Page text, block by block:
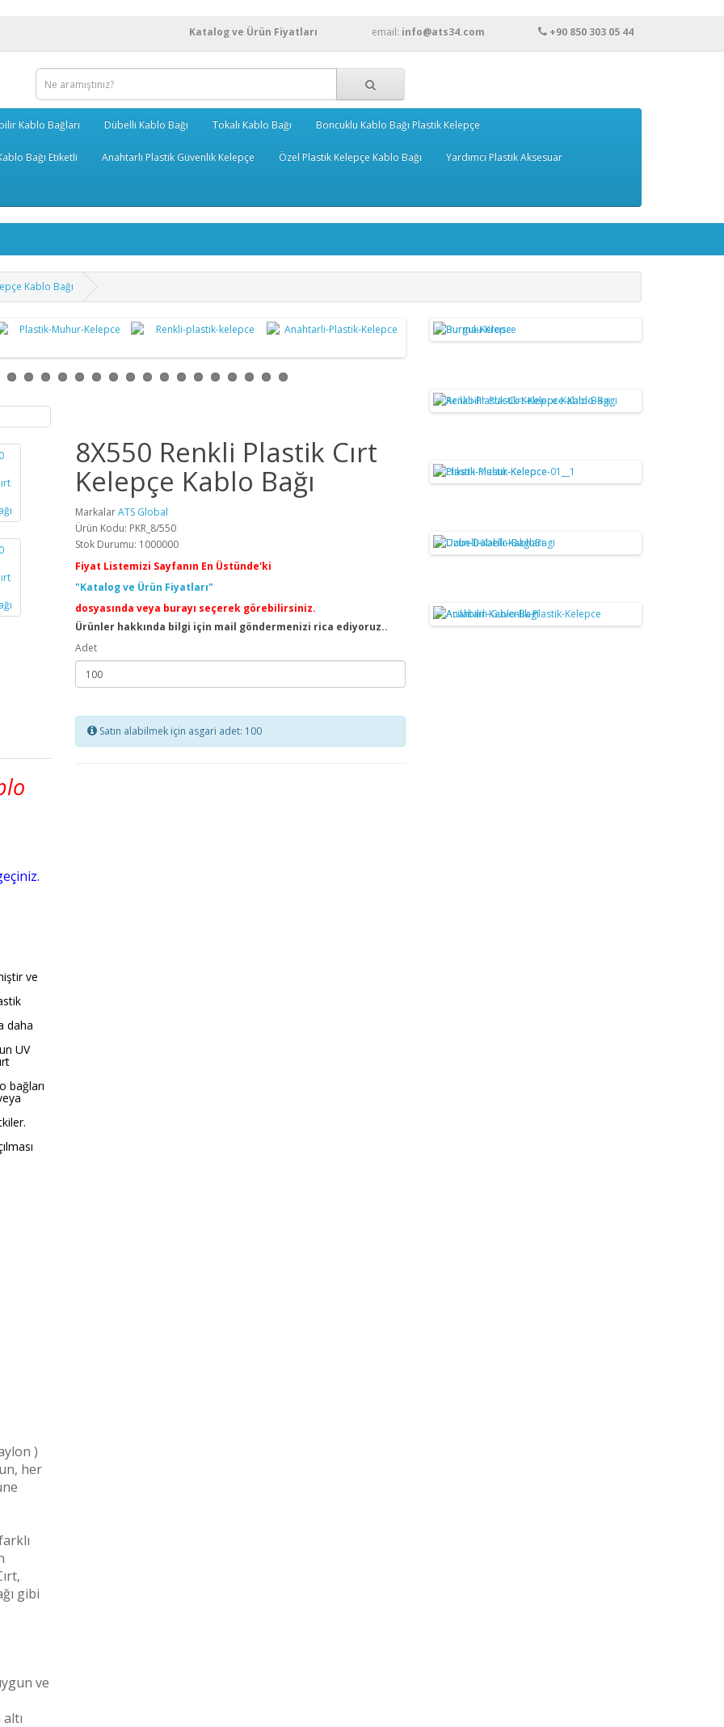
Katalog ve Ürün Fiyatları email: info@ats34.com +90 850 303 05 44
Kablo Bağları Dübelli Kablo Bağı Tokalı Kablo Bağı Boncuklu Kablo Bağı Plastik Kelepçe
Bağı Etiketli Anahtarlı Plastik Güvenlik Kelepçe Özel Plastik Kelepçe Kablo Bağı Yardımcı Plastik Aksesuar
Kablo Bağı
ve
daha
UV
bağları
)
her
gibi
ve
8X550 Renkli Plastik Cırt
Kelepçe Kablo Bağı
MarkalarATS Global
Ürün Kodu: PKR_8/550
Stok Durumu: 1000000
Fiyat Listemizi Sayfanın En Üstünde'ki
"Katalog ve Ürün Fiyatları"
dosyasında veya burayı seçerek görebilirsiniz.
Ürünler hakkında bilgi için mail göndermenizi rica ediyoruz..
Adet
Satın alabilmek için asgari adet: 100